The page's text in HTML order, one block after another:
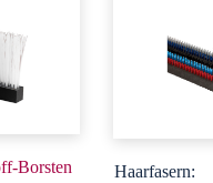
Borsten
Haarfasern: